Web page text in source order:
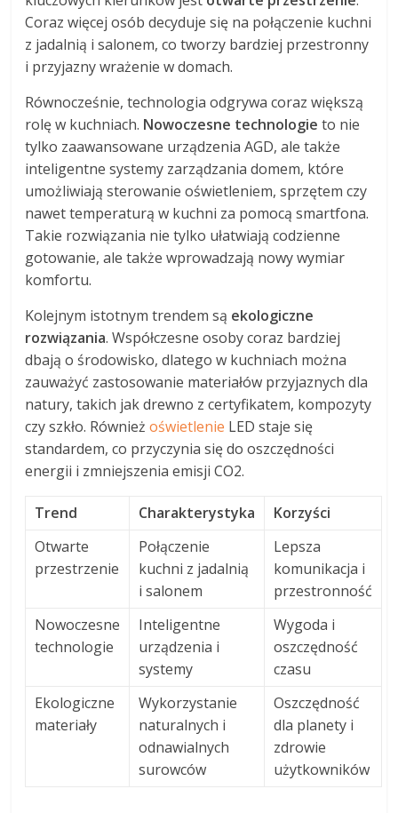
Coraz więcej osób decyduje się na połączenie kuchni
z jadalnią i salonem, co tworzy bardziej przestronny
i przyjazny wrażenie w domach.
Równocześnie, technologia odgrywa coraz większą
rolę w kuchniach. Nowoczesne technologie to nie
tylko zaawansowane urządzenia AGD, ale także
inteligentne systemy zarządzania domem, które
umożliwiają sterowanie oświetleniem, sprzętem czy
nawet temperaturą w kuchni za pomocą smartfona.
Takie rozwiązania nie tylko ułatwiają codzienne
gotowanie, ale także wprowadzają nowy wymiar
komfortu.
Kolejnym istotnym trendem są ekologiczne
rozwiązania. Współczesne osoby coraz bardziej
dbają o środowisko, dlatego w kuchniach można
zauważyć zastosowanie materiałów przyjaznych dla
natury, takich jak drewno z certyfikatem, kompozyty
czy szkło. Równieżoświetlenie LED staje się
standardem, co przyczynia się do oszczędności
energii i zmniejszenia emisji CO2.
Trend Charakterystyka
Korzyści
Otwarte
przestrzenie
Połączenie
kuchni z jadalnią
i salonem
Lepsza
komunikacja i
przestronność
Nowoczesne
technologie
Inteligentne
urządzenia i
systemy
Wygoda i
oszczędność
czasu
Ekologiczne
materiały
Wykorzystanie
naturalnych i
odnawialnych
surowców
Oszczędność
dla planety i
zdrowie
użytkowników